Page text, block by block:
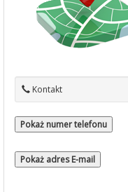
Kontakt
Pokaż numer telefonu
Pokaż adres E-mail